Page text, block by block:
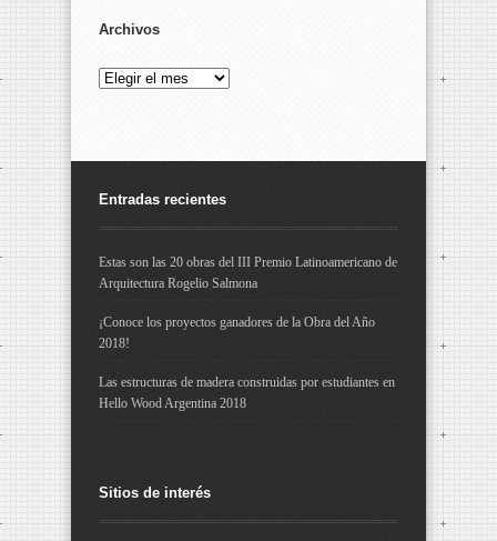
Archivos
Archivos
Entradas recientes
Estas son las 20 obras del III Premio Latinoamericano de
Arquitectura Rogelio Salmona
¡Conoce los proyectos ganadores de la Obra del Año
2018!
Las estructuras de madera construidas por estudiantes en
Hello Wood Argentina 2018
Sitios de interés